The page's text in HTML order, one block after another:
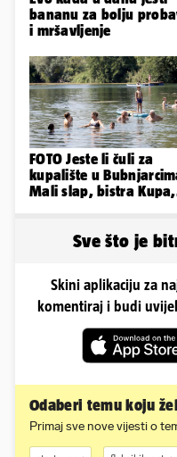
bananu za bolju
i mršavljenje
FOTO Jeste li čuli za
kupalište u
Mali slap, bistra Kupa,
Sve što je
Skini aplikaciju za
komentiraj i budi
Odaberi temu koju
Primaj sve nove vijesti o